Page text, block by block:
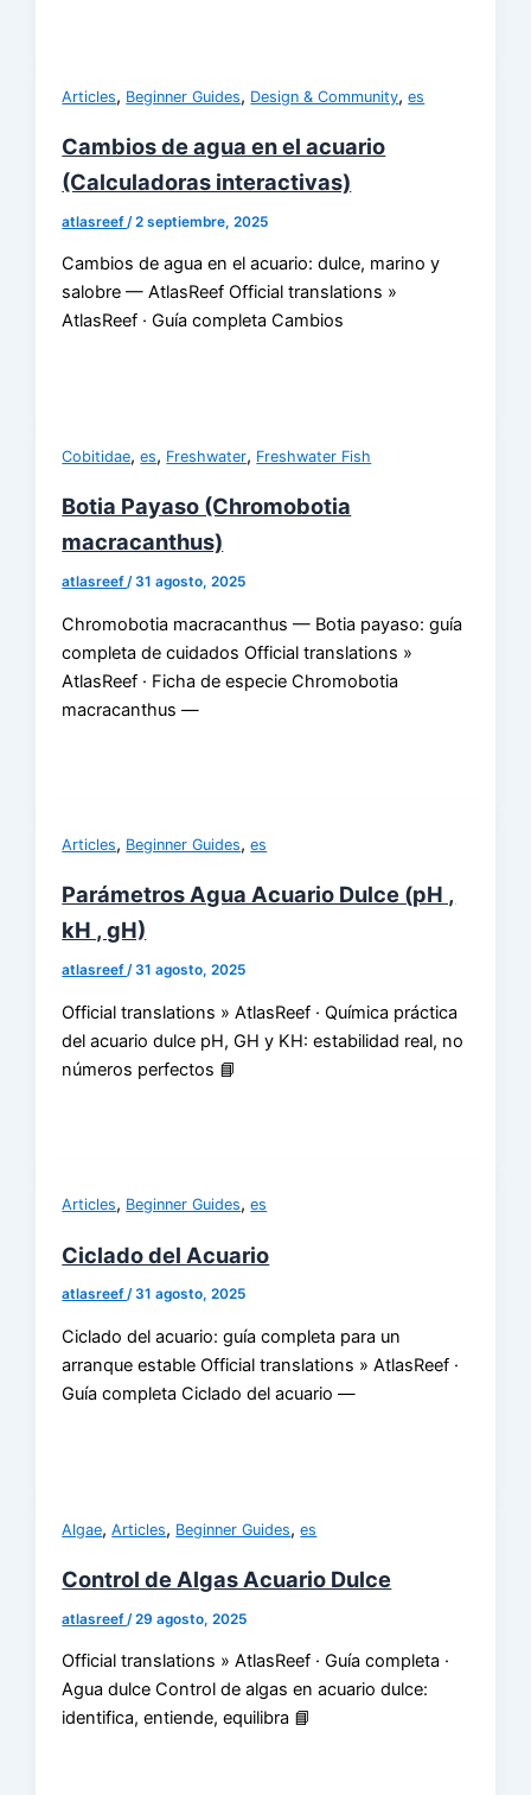
Articles, Beginner Guides, Design & Community,es
Cambios de agua en el acuario
(Calculadoras interactivas)
atlasreef /2 septiembre, 2025
Cambios de agua en el acuario: dulce, marino y
salobre — AtlasReef Official translations »
AtlasReef · Guía completa Cambios
Cobitidae,es, Freshwater, Freshwater Fish
Botia Payaso (Chromobotia
macracanthus)
atlasreef/31 agosto, 2025
Chromobotia macracanthus — Botia payaso: guía
completa de cuidados Official translations »
AtlasReef · Ficha de especie Chromobotia
macracanthus —
Articles, Beginner Guides,es
Parámetros Agua Acuario Dulce (pH ,
kH , gH)
atlasreef/31 agosto, 2025
Official translations » AtlasReef · Química práctica
del acuario dulce pH, GH y KH: estabilidad real, no
números perfectos 📘
Articles, Beginner Guides,es
Ciclado del Acuario
atlasreef/31 agosto, 2025
Ciclado del acuario: guía completa para un
arranque estable Official translations » AtlasReef ·
Guía completa Ciclado del acuario —
Algae,Articles, Beginner Guides,es
Control de Algas Acuario Dulce
atlasreef /29 agosto, 2025
Official translations » AtlasReef · Guía completa ·
Agua dulce Control de algas en acuario dulce:
identifica, entiende, equilibra 📘